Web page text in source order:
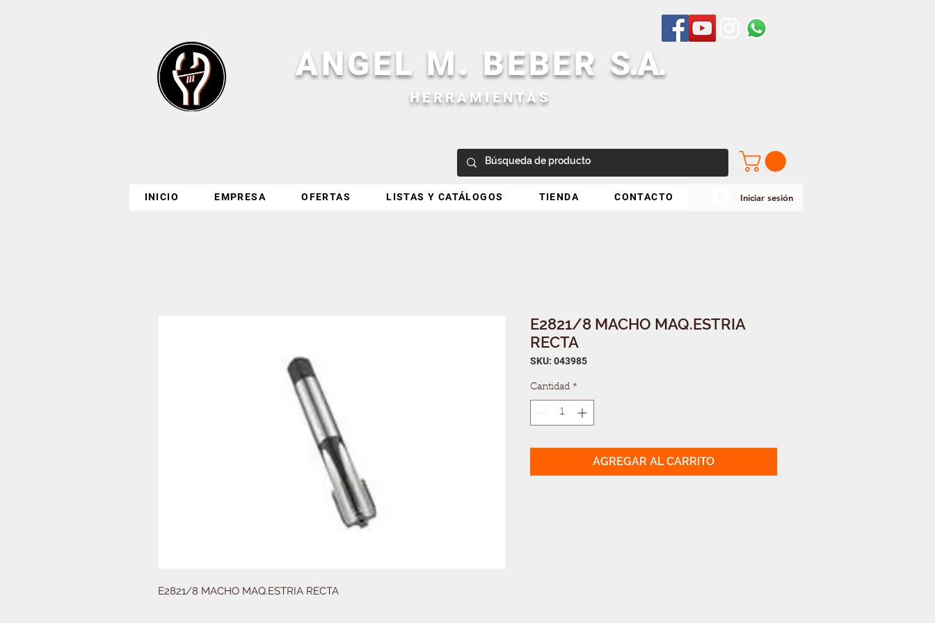
ANGEL M. BEBER S.A.
HERRAMIENTAS
INICIO EMPRESA OFERTAS LISTAS Y CATÁLOGOS TIENDA CONTACTO Iniciar sesión
E2821/8 MACHO MAQ.ESTRIA RECTA
E2821/8 MACHO MAQ.ESTRIA
RECTA
SKU: 043985
Cantidad *
AGREGAR AL CARRITO